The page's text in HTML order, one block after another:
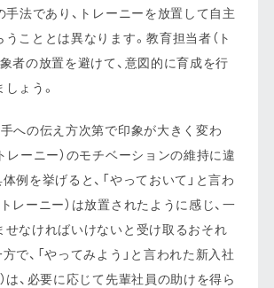
法であり、トレーニーを放置して自主
こととは異なります。教育担当者（ト
者の放置を避けて、意図的に育成を行
ょう。
への伝え方次第で印象が大きく変わ
レーニー）のモチベーションの維持に違
例を挙げると、「やっておいて」と言わ
レーニー）は放置されたように感じ、一
せなければいけないと受け取るおそれ
で、「やってみよう」と言われた新入社
は、必要に応じて先輩社員の助けを得ら